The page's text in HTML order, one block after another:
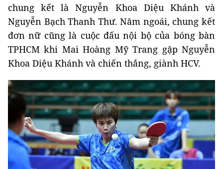
chung kết là Nguyễn Khoa Diệu Khánh và
Nguyễn Bạch Thanh Thư. Năm ngoái, chung kết
đơn nữ cũng là cuộc đấu nội bộ của bóng bàn
TPHCM khi Mai Hoàng Mỹ Trang gặp Nguyễn
Khoa Diệu Khánh và chiến thắng, giành HCV.